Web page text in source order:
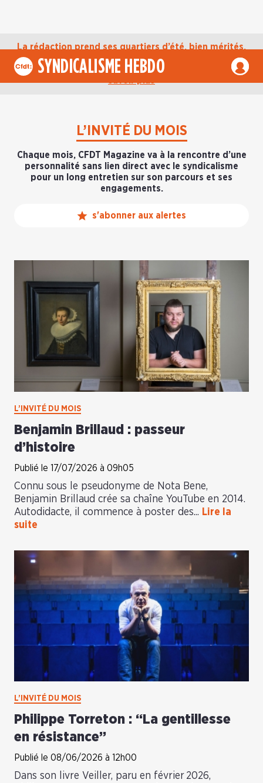
La rédaction prend ses quartiers d’été, bien mérités,
jusqu’au mardi 1er septembre. D’ici là, retrouvez
l’actualité de la CFDT sur notre compte Bluesky. En
SYNDICALISME HEBDO
L’INVITÉ DU MOIS
Chaque mois, CFDT Magazine va à la rencontre d’une
personnalité sans lien direct avec le syndicalisme
pour un long entretien sur son parcours et ses
engagements.
s'abonner aux alertes
L’INVITÉ DU MOIS
Benjamin Brillaud : passeur
d’histoire
Publié le 17/07/2026 à 09h05
Connu sous le pseudonyme de Nota Bene,
Benjamin Brillaud crée sa chaîne YouTube en 2014.
Autodidacte, il commence à poster des... Lire la
suite
L’INVITÉ DU MOIS
Philippe Torreton : “La gentillesse
en résistance”
Publié le 08/06/2026 à 12h00
Dans son livre Veiller, paru en février 2026,